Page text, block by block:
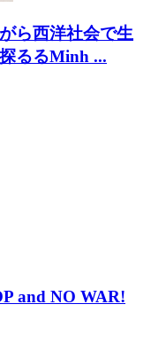
ら西洋社会で生
るるMinh ...
and NO WAR!